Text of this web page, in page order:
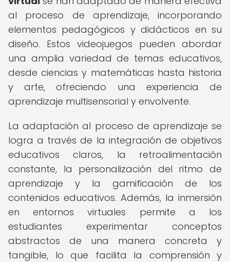
al proceso de aprendizaje, incorporando
elementos pedagógicos y didácticos en su
diseño. Estos videojuegos pueden abordar
una amplia variedad de temas educativos,
desde ciencias y matemáticas hasta historia
y arte, ofreciendo una experiencia de
aprendizaje multisensorial y envolvente.
La adaptación al proceso de aprendizaje se
logra a través de la integración de objetivos
educativos claros, la retroalimentación
constante, la personalización del ritmo de
aprendizaje y la gamificación de los
contenidos educativos. Además, la inmersión
en entornos virtuales permite a los
estudiantes experimentar conceptos
abstractos de una manera concreta y
tangible, lo que facilita la comprensión y